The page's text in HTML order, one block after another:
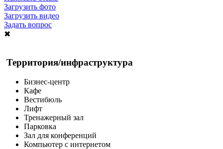
Загрузить фото
Загрузить видео
Задать вопрос
✖
Территория/инфраструктура
Бизнес-центр
Кафе
Вестибюль
Лифт
Тренажерный зал
Парковка
Зал для конференций
Компьютер с интернетом